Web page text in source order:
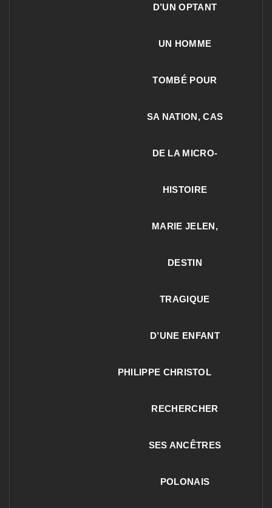
D’UN OPTANT
UN HOMME
TOMBÉ POUR
SA NATION, CAS
DE LA MICRO-
HISTOIRE
MARIE JELEN,
DESTIN
TRAGIQUE
D’UNE ENFANT
PHILIPPE CHRISTOL
RECHERCHER
SES ANCÊTRES
POLONAIS